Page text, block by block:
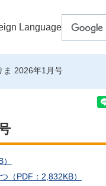
Language
ま 2026年1月号
（PDF：2,832KB）